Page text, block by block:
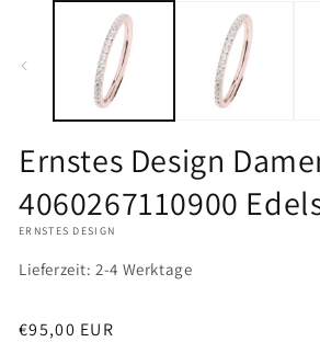
Ernstes Design
4060267110900
ERNSTES DESIGN
Lieferzeit: 2-4 Werktage
Normaler
€95,00 EUR